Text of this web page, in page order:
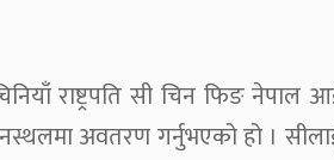
राष्ट्रपति सी चिन फिङ नेपाल
अवतरण गर्नुभएको हो । सीलाई